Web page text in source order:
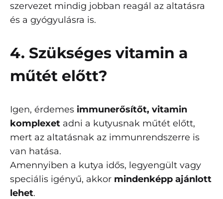
szervezet mindig jobban reagál az altatásra
és a gyógyulásra is.
4. Szükséges vitamin a
műtét előtt?
Igen, érdemes immunerősítőt, vitamin
komplexet adni a kutyusnak műtét előtt,
mert az altatásnak az immunrendszerre is
van hatása.
Amennyiben a kutya idős, legyengült vagy
speciális igényű, akkor mindenképp ajánlott
lehet.